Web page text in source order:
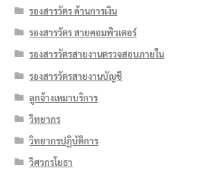
รองสารวัตร ด้านการเงิน
รองสารวัตร สายคอมพิวเตอร์
รองสารวัตรสายงานตรวจสอบภายใน
รองสารวัตรสายงานบัญชี
ลูกจ้างเหมาบริการ
วิทยากร
วิทยากรปฏิบัติการ
วิศวกรโยธา